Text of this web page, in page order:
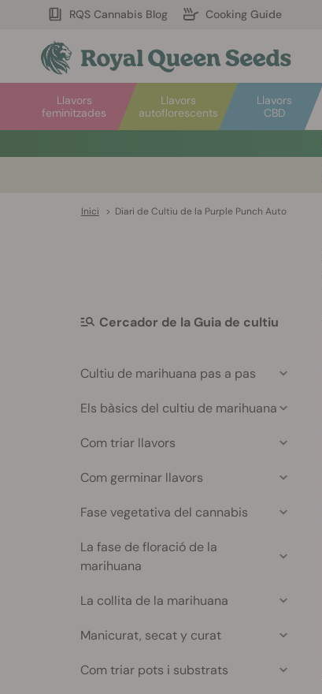
RQS Cannabis Blog Cooking Guide
Llavors
autoflorescents
Llavors
feminitzades
Llavors
CBD
Inici > Diari de Cultiu de la Purple Punch Auto
Cercador de la Guia de cultiu
Cultiu de marihuana pas a pas
Els bàsics del cultiu de marihuana
Com triar llavors
Com germinar llavors
Fase vegetativa del cannabis
La fase de floració de la
marihuana
La collita de la marihuana
Manicurat, secat y curat
Com triar pots i substrats